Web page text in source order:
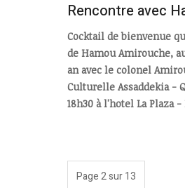
Rencontre avec
Cocktail de bienvenue
de Hamou Amirouche,
an avec le colonel
Culturelle Assaddekia -
18h30 à l'hotel La Plaza
Page 2 sur 13